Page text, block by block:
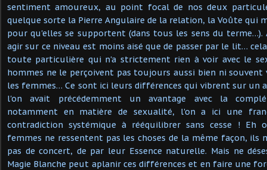
sentiment amoureux, au point focal de nos deux
quelque sorte la Pierre Angulaire de la relation, la Voûte qui
pour qu'elles se supportent (dans tous les sens du
agir sur ce niveau est moins aisé que de passer par le lit…
toute particulière qui n'a strictement rien à voir avec le
hommes ne le perçoivent pas toujours aussi bien ni souvent
les femmes… Ce sont ici leurs différences qui vibrent sur un
l'on avait précédemment un avantage avec la
notamment en matière de sexualité, l'on a ici une
contradiction systémique à rééquilibrer sans cesse ! Eh
femmes ne ressentent pas les choses de la même façon,
pas de concert, de par leur Essence naturelle. Mais ne
Magie Blanche peut aplanir ces différences et en faire une